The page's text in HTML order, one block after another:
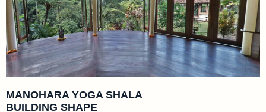
MANOHARA YOGA SHALA
BUILDING SHAPE